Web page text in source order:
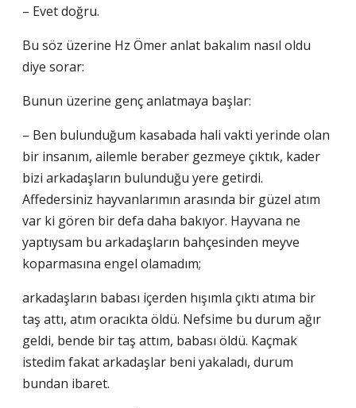
– Evet doğru.
Bu söz üzerine Hz Ömer anlat bakalım nasıl oldu
diye sorar:
Bunun üzerine genç anlatmaya başlar:
– Ben bulunduğum kasabada hali vakti yerinde olan
bir insanım, ailemle beraber gezmeye çıktık, kader
bizi arkadaşların bulunduğu yere getirdi.
Affedersiniz hayvanlarımın arasında bir güzel atım
var ki gören bir defa daha bakıyor. Hayvana ne
yaptıysam bu arkadaşların bahçesinden meyve
koparmasına engel olamadım;
arkadaşların babası içerden hışımla çıktı atıma bir
taş attı, atım oracıkta öldü. Nefsime bu durum ağır
geldi, bende bir taş attım, babası öldü. Kaçmak
istedim fakat arkadaşlar beni yakaladı, durum
bundan ibaret.